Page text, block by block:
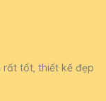
rất tốt, thiết kế đẹp